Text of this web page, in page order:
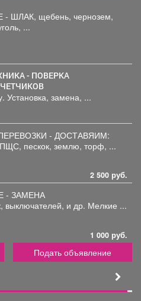
- ШЛАК, щебень, чернозем,
...
Установка, замена, ...
- ДОСТАВЯИМ:
ПЩС, пескок, землю, торф, ...
2 500 руб.
- ЗАМЕНА
выключателей, и др. Мелкие ...
1 000 руб.
Подать объявление